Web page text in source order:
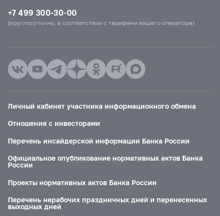
+7 499 300-30-00
(круглосуточно, в соответствии с тарифами вашего оператора)
Личный кабинет участника информационного обмена
Отношения с инвесторами
Перечень инсайдерской информации Банка России
Официальное опубликование нормативных актов Банка
России
Проекты нормативных актов Банка России
Перечень нерабочих праздничных дней и перенесенных
выходных дней